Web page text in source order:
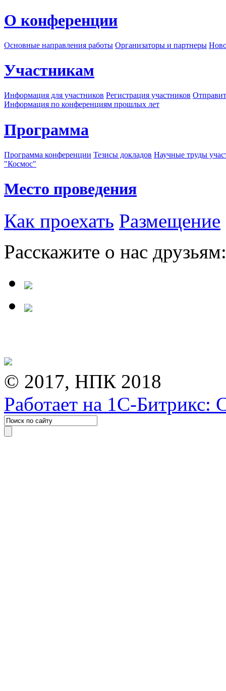
О конференции
Основные направления работы Организаторы и партнеры
Участникам
Информация для участников Регистрация участников
Информация по конференциям прошлых лет
Программа
Программа конференции Тезисы докладов Научные труды
"Космос"
Место проведения
Как проехать Размещение
Расскажите о нас друзьям:
© 2017, НПК 2018
Работает на 1С-Битрикс: